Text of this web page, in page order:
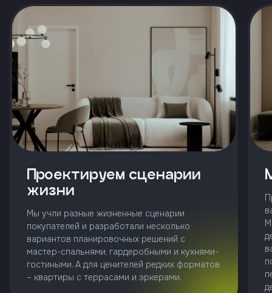
Проектируем сценарии
жизни
Мы учли разные жизненные сценарии
покупателей и разработали несколько
вариантов планировочных решений с
мастер-спальнями, гардеробными и кухнями-
гостиными. А для ценителей редких форматов
– квартиры с террасами и эркерами.
с
политики
конфиденциальности
71-10
Заказать